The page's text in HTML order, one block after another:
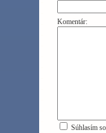
Komentár:
Súhlasím